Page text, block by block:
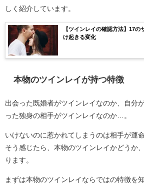
しく紹介しています。
【ツインレイの確認方法】17
け起きる変化
本物のツインレイが持つ特徴
出会った既婚者がツインレイなのか、自分
った独身の相手がツインレイなのか…。
いけないのに惹かれてしまうのは相手が運
そう感じたら、本物のツインレイかどうか
ります。
まずは本物のツインレイならではの特徴を知